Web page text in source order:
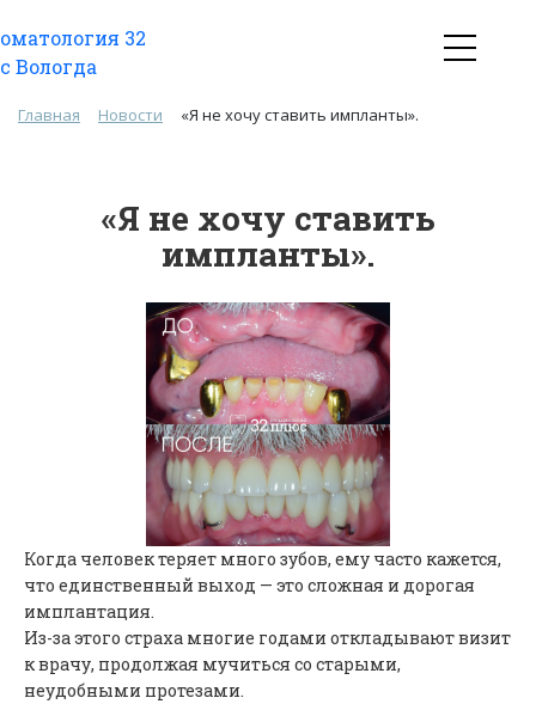
Главная Новости «Я не хочу ставить импланты».
«Я не хочу ставить
импланты».
Когда человек теряет много зубов, ему часто кажется,
что единственный выход — это сложная и дорогая
имплантация.
Из-за этого страха многие годами откладывают визит
к врачу, продолжая мучиться со старыми,
неудобными протезами.